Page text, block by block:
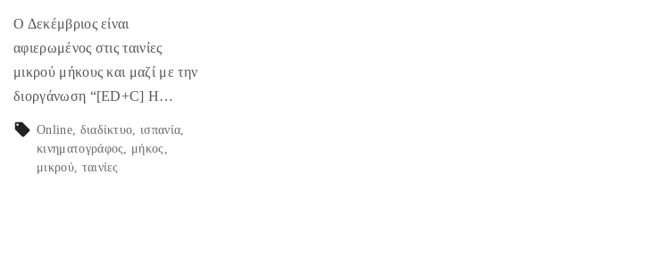
Ο Δεκέμβριος είναι
αφιερωμένος στις ταινίες
μικρού μήκους και μαζί με την
διοργάνωση “[ED+C] Η…
Online διαδίκτυο
ισπανία
κινηματογράφος
μήκος
μικρού
ταινίες